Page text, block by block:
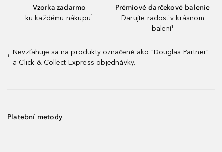
Vzorka zadarmo
ku každému nákupu¹
Prémiové darčekové balenie
Darujte radosť v krásnom
balení¹
¹
Nevzťahuje sa na produkty označené ako "Douglas Partner"
a Click & Collect Express objednávky.
Platební metody